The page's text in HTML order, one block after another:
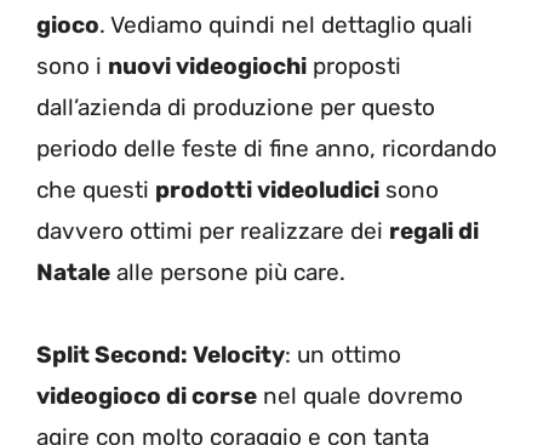
gioco. Vediamo quindi nel dettaglio quali
sono i nuovi videogiochi proposti
dall’azienda di produzione per questo
periodo delle feste di fine anno, ricordando
che questi prodotti videoludici sono
davvero ottimi per realizzare dei regali di
Natale alle persone più care.
Split Second: Velocity: un ottimo
videogioco di corse nel quale dovremo
agire con molto coraggio e con tanta